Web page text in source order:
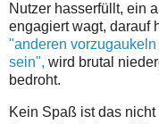
Nutzer hasserfüllt, ein
engagiert wagt, darauf
"anderen
sein", wird brutal
bedroht.
Kein Spaß ist das